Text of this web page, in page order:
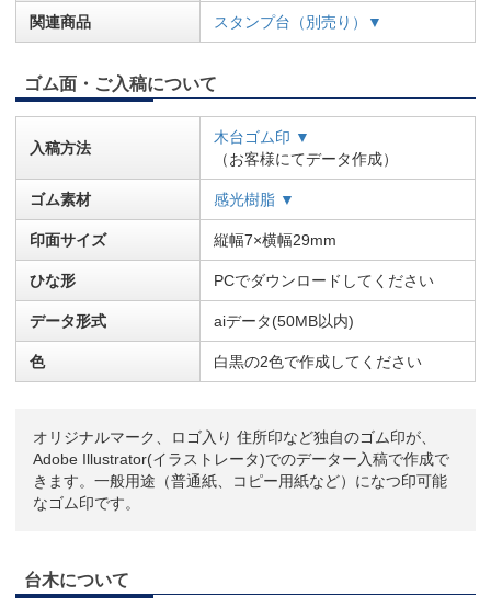
関連商品 スタンプ台（別売り）▼
ゴム面・ご入稿について
入稿方法
木台ゴム印 ▼
（お客様にてデータ作成）
ゴム素材 感光樹脂 ▼
印面サイズ 縦幅7×横幅29mm
ひな形 PCでダウンロードしてください
データ形式 aiデータ(50MB以内)
色 白黒の2色で作成してください
オリジナルマーク、ロゴ入り 住所印など独自のゴム印が、
Adobe Illustrator(イラストレータ)でのデーター入稿で作成で
きます。一般用途（普通紙、コピー用紙など）になつ印可能
なゴム印です。
台木について